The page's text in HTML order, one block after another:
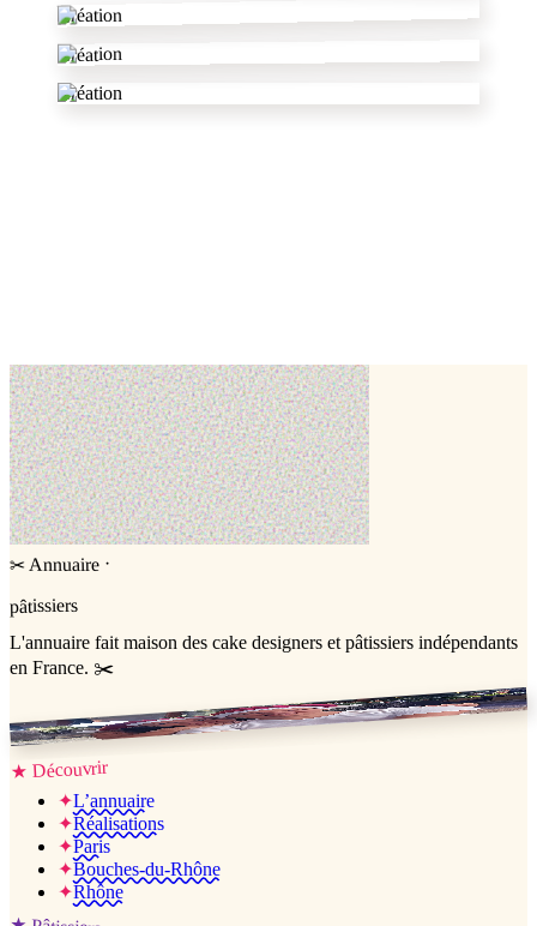
Création
Création
Création
Cake design
✂ Annuaire ·
pâtissiers
L'annuaire fait maison des cake designers et pâtissiers indépendants
en France. ✂️
Jessica & Jérémy ♡
★ Découvrir
✦L’annuaire
✦Réalisations
✦Paris
✦Bouches-du-Rhône
✦Rhône